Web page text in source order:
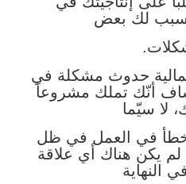
لك بعض
حدوث مشكلة في
أنّك تملك مشروعاً
لا سيّما
خطأ في العمل في ظل
لم يكن هناك أي علاقة
النهاية